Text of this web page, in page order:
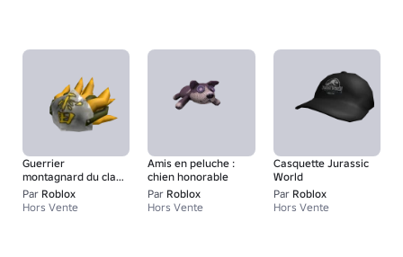
Guerrier
montagnard du clan
de la foudre
Par Roblox
Hors Vente
Amis en peluche :
chien honorable
Par Roblox
Hors Vente
Casquette Jurassic
World
Par Roblox
Hors Vente